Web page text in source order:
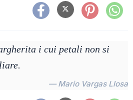
i cui petali non si
— Mario Vargas Llosa